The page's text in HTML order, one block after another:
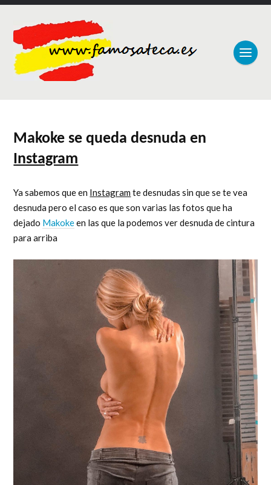
Makoke se queda desnuda en
Instagram
Ya sabemos que en Instagram te desnudas sin que se te vea
desnuda pero el caso es que son varias las fotos que ha
dejado Makokeen las que la podemos ver desnuda de cintura
para arriba